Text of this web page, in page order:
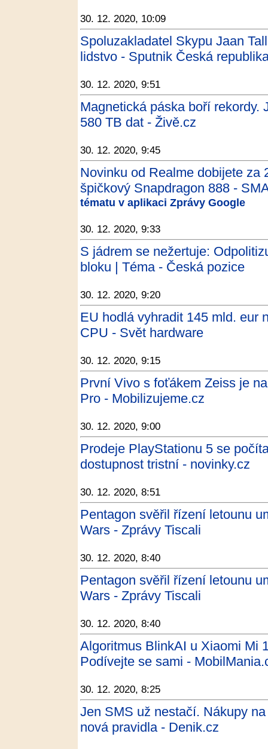
30. 12. 2020, 10:09
Spoluzakladatel Skypu Jaan
lidstvo - Sputnik Česká
30. 12. 2020, 9:51
Magnetická páska boří rekordy.
580 TB dat - Živě.cz
30. 12. 2020, 9:45
Novinku od Realme dobijete za
špičkový Snapdragon 888 -
tématu v aplikaci Zprávy Google
30. 12. 2020, 9:33
S jádrem se nežertuje:
bloku | Téma - Česká pozice
30. 12. 2020, 9:20
EU hodlá vyhradit 145 mld. eur
CPU - Svět hardware
30. 12. 2020, 9:15
První Vivo s foťákem Zeiss je
Pro - Mobilizujeme.cz
30. 12. 2020, 9:00
Prodeje PlayStationu 5 se
dostupnost tristní - novinky.cz
30. 12. 2020, 8:51
Pentagon svěřil řízení letounu
Wars - Zprávy Tiscali
30. 12. 2020, 8:40
Pentagon svěřil řízení letounu
Wars - Zprávy Tiscali
30. 12. 2020, 8:40
Algoritmus BlinkAI u Xiaomi Mi
Podívejte se sami -
30. 12. 2020, 8:25
Jen SMS už nestačí. Nákupy
nová pravidla - Denik.cz